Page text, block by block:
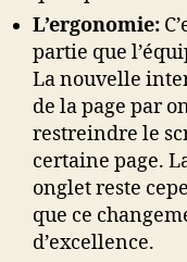
L’ergonomie:
partie que
La nouvelle
de la page par
restreindre le
certaine page.
onglet reste
que ce
d’excellence.